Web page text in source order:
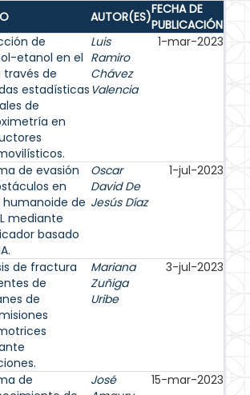
AUTOR(ES)FECHA DE
PUBLICACIÓN
de
etanol en el
través de
estadísticas
de
en
Luis
Ramiro
Chávez
Valencia
1-mar-2023
de evasión
en
de
mediante
basado
Oscar
David De
Jesús Díaz
1-jul-2023
de fractura
de
de
Mariana
Zuñiga
Uribe
3-jul-2023
de
José
15-mar-2023